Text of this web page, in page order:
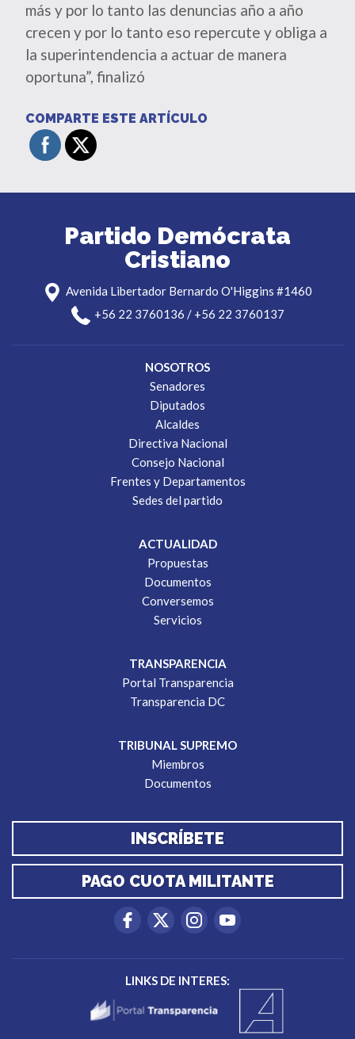
más y por lo tanto las denuncias año a año
crecen y por lo tanto eso repercute y obliga a
la superintendencia a actuar de manera
oportuna”, finalizó
COMPARTE ESTE ARTÍCULO
Partido Demócrata
Cristiano
Avenida Libertador Bernardo O'Higgins #1460
+56 22 3760136 / +56 22 3760137
NOSOTROS
Senadores
Diputados
Alcaldes
Directiva Nacional
Consejo Nacional
Frentes y Departamentos
Sedes del partido
ACTUALIDAD
Propuestas
Documentos
Conversemos
Servicios
TRANSPARENCIA
Portal Transparencia
Transparencia DC
TRIBUNAL SUPREMO
Miembros
Documentos
INSCRÍBETE
PAGO CUOTA MILITANTE
LINKS DE INTERES: